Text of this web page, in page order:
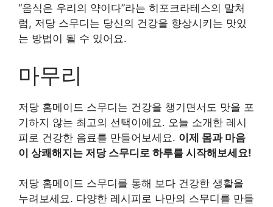
“음식은 우리의 약이다”라는 히포크라테스의 말처
럼, 저당 스무디는 당신의 건강을 향상시키는 맛있
는 방법이 될 수 있어요.
마무리
저당 홈메이드 스무디는 건강을 챙기면서도 맛을 포
기하지 않는 최고의 선택이에요. 오늘 소개한 레시
피로 건강한 음료를 만들어보세요. 이제 몸과 마음
이 상쾌해지는 저당 스무디로 하루를 시작해보세요!
저당 홈메이드 스무디를 통해 보다 건강한 생활을
누려보세요. 다양한 레시피로 나만의 스무디를 만들